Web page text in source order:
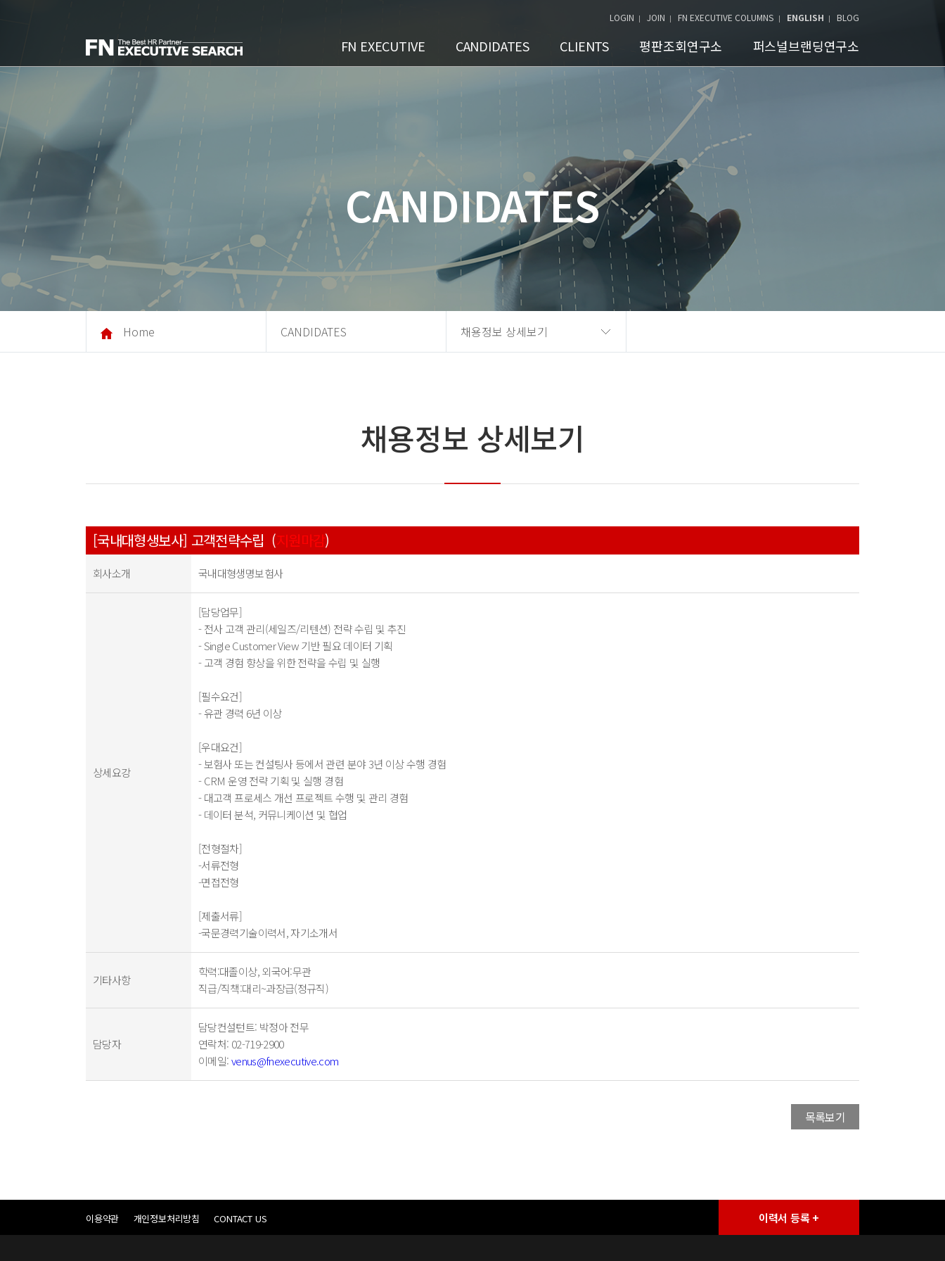
LOGIN JOIN FN EXECUTIVE COLUMNS ENGLISH BLOG
FN EXECUTIVE CANDIDATES CLIENTS 평판조회연구소 퍼스널브랜딩연구소
CANDIDATES
Home CANDIDATES 채용정보 상세보기
채용정보 상세보기
[국내대형생보사] 고객전략수립 (지원마감)
회사소개 국내대형생명보험사
상세요강
[담당업무]
- 전사 고객 관리(세일즈/리텐션) 전략 수립 및 추진
- Single Customer View 기반 필요 데이터 기획
- 고객 경험 향상을 위한 전략을 수립 및 실행
[필수요건]
- 유관 경력 6년 이상
[우대요건]
- 보험사 또는 컨설팅사 등에서 관련 분야 3년 이상 수행 경험
- CRM 운영 전략 기획 및 실행 경험
- 대고객 프로세스 개선 프로젝트 수행 및 관리 경험
- 데이터 분석, 커뮤니케이션 및 협업
[전형절차]
-서류전형
-면접전형
[제출서류]
-국문경력기술이력서, 자기소개서
기타사항
학력:대졸이상, 외국어:무관
직급/직책:대리~과장급(정규직)
담당자
담당컨설턴트: 박정아 전무
연락처: 02-719-2900
이메일:venus@fnexecutive.com
목록보기
이용약관 개인정보처리방침 CONTACT US 이력서 등록 +